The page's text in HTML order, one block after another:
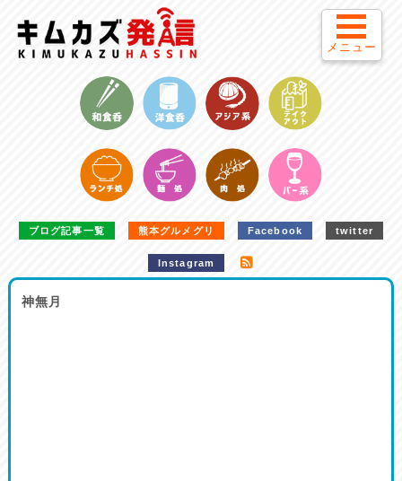
ブログ記事一覧 熊本グルメグリ Facebook twitter
Instagram
神無月
メニュー